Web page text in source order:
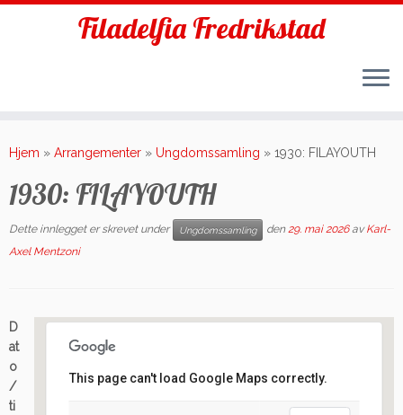
to
Filadelfia Fredrikstad
Hjem » Arrangementer » Ungdomssamling » 1930: FILAYOUTH
1930: FILAYOUTH
Dette innlegget er skrevet under Ungdomssamling den29. mai 2026 avKarl-
Axel Mentzoni
This page can't load Google Maps correctly.
D
at
o
/
ti